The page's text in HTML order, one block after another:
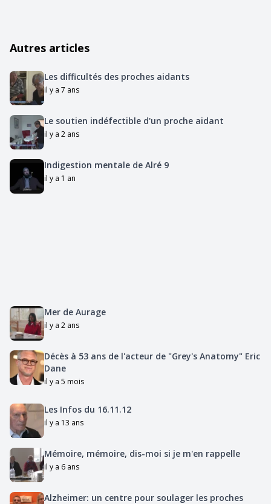
Autres articles
Les difficultés des proches aidants
il y a 7 ans
Le soutien indéfectible d'un proche aidant
il y a 2 ans
Indigestion mentale de Alré 9
il y a 1 an
Mer de Aurage
il y a 2 ans
Décès à 53 ans de l'acteur de "Grey's Anatomy" Eric
Dane
il y a 5 mois
Les Infos du 16.11.12
il y a 13 ans
Mémoire, mémoire, dis-moi si je m'en rappelle
il y a 6 ans
Alzheimer: un centre pour soulager les proches